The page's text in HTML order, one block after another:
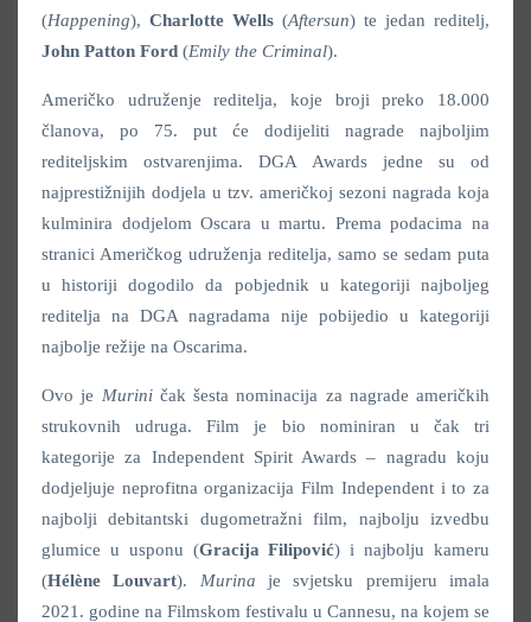
(Happening), Charlotte Wells (Aftersun) te jedan reditelj,
John Patton Ford (Emily the Criminal).
Američko udruženje reditelja, koje broji preko 18.000
članova, po 75. put će dodijeliti nagrade najboljim
rediteljskim ostvarenjima. DGA Awards jedne su od
najprestižnijih dodjela u tzv. američkoj sezoni nagrada koja
kulminira dodjelom Oscara u martu. Prema podacima na
stranici Američkog udruženja reditelja, samo se sedam puta
u historiji dogodilo da pobjednik u kategoriji najboljeg
reditelja na DGA nagradama nije pobijedio u kategoriji
najbolje režije na Oscarima.
Ovo je Muriničak šesta nominacija za nagrade američkih
strukovnih udruga. Film je bio nominiran u čak tri
kategorije za Independent Spirit Awards – nagradu koju
dodjeljuje neprofitna organizacija Film Independent i to za
najbolji debitantski dugometražni film, najbolju izvedbu
glumice u usponu (Gracija Filipović) i najbolju kameru
(Hélène Louvart). Murina je svjetsku premijeru imala
2021. godine na Filmskom festivalu u Cannesu, na kojem se